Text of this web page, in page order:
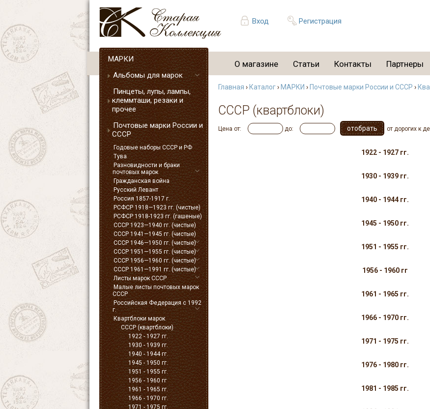
Вход Регистрация
О магазине Статьи Контакты Партнеры
МАРКИ
Альбомы для марок
Пинцеты, лупы, лампы,
клеммташи, резаки и
прочее
Почтовые марки России и
СССР
Годовые наборы СССР и РФ
Тува
Разновидности и браки
почтовых марок
Гражданская война
Русский Левант
Россия 1857-1917 г.
РСФСР 1918—1923 гг. (чистые)
РСФСР 1918-1923 гг. (гашеные)
СССР 1923—1940 гг. (чистые)
СССР 1941—1945 гг. (чистые)
СССР 1946—1950 гг. (чистые)
СССР 1951—1955 гг. (чистые)
СССР 1956—1960 гг. (чистые)
СССР 1961—1991 гг. (чистые)
Листы марок СССР
Малые листы почтовых марок
СССР
Российская Федерация с 1992
г.
Квартблоки марок
СССР (квартблоки)
1922 - 1927 гг.
1930 - 1939 гг.
1940 - 1944 гг.
1945 - 1950 гг.
1951 - 1955 гг.
1956 - 1960 гг
1961 - 1965 гг.
1966 - 1970 гг.
1971 - 1975 гг.
Главная › Каталог› МАРКИ › Почтовые марки России и СССР ›
СССР (квартблоки)
Цена от: до: от дорогих к
1922 - 1927 гг.
1930 - 1939 гг.
1940 - 1944 гг.
1945 - 1950 гг.
1951 - 1955 гг.
1956 - 1960 гг
1961 - 1965 гг.
1966 - 1970 гг.
1971 - 1975 гг.
1976 - 1980 гг.
1981 - 1985 гг.